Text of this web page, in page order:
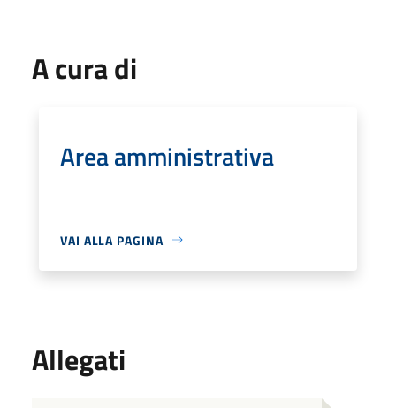
A cura di
Area amministrativa
VAI ALLA PAGINA
Allegati